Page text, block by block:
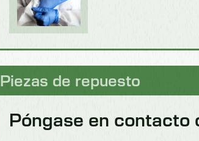
Piezas de repuesto
Póngase en contacto